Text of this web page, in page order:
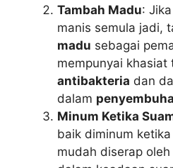
Tambah Madu:
manis semula jadi,
madu sebagai
mempunyai
antibakteria dan
dalam
Minum Ketika
baik diminum
mudah diserap